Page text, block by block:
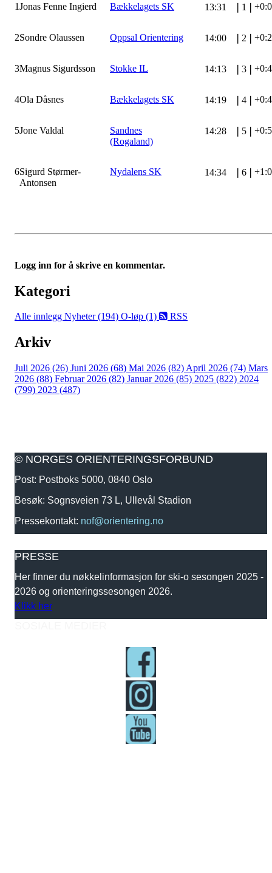
1Jonas Fenne Ingierd Bækkelagets SK 13:31 1
2Sondre Olaussen Oppsal Orientering 14:00 2
3Magnus Sigurdsson Stokke IL 14:13 3
4Ola Dåsnes Bækkelagets SK 14:19 4
5Jone Valdal
Sandnes
(Rogaland)
14:28 5
6Sigurd Størmer-
Antonsen
Nydalens SK 14:34 6
Logg inn for å skrive en kommentar.
Kategori
Alle innlegg Nyheter (194) O-løp (1) RSS
Arkiv
Juli 2026 (26) Juni 2026 (68) Mai 2026 (82) April 2026 (74) Mars
2026 (88) Februar 2026 (82) Januar 2026 (85) 2025 (822) 2024
(799) 2023 (487)
© NORGES ORIENTERINGSFORBUND
Post: Postboks 5000, 0840 Oslo
Besøk: Sognsveien 73 L, Ullevål Stadion
Pressekontakt: nof@orientering.no
PRESSE
Her finner du nøkkelinformasjon for ski-o sesongen 2025 -
2026 og orienteringssesongen 2026.
Klikk her